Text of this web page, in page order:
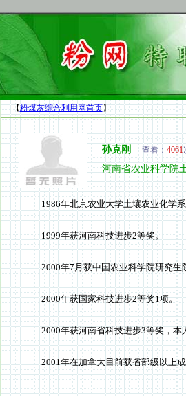
【粉煤灰综合利用网首页】
孙克刚 查看：4061
河南省农业科学院
1986年北京农业大学土壤农业化学系土
1999年获河南科技进步2等奖。
2000年7月获中国农业科学院研究生
2000年获国家科技进步2等奖1项。
2000年获河南省科技进步3等奖，本人
2001年在加拿大目前获省部级以上成